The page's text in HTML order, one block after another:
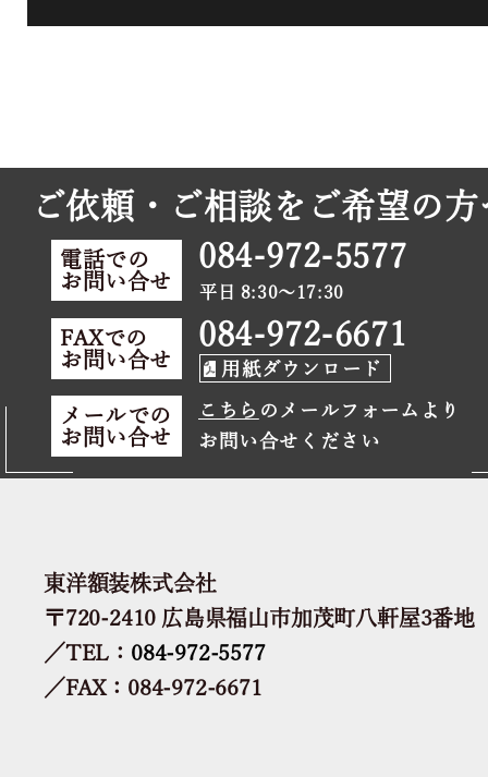
ご依頼・ご相談をご希望の方
電話での
お問い合せ
084-972-5577
平日 8:30～17:30
FAXでの
お問い合せ
084-972-6671
用紙ダウンロード
メールでの
お問い合せ
こちら のメールフォームより
お問い合せください
東洋額装株式会社
〒720-2410 広島県福山市加茂町八軒屋3番地
／TEL： 084-972-5577
／FAX：084-972-6671